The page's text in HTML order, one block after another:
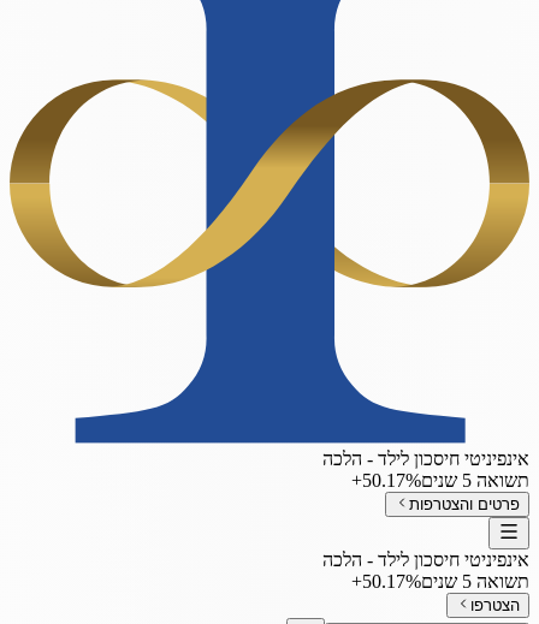
אינפיניטי חיסכון לילד - הלכה
תשואה 5 שנים
‎+50.17%
פרטים והצטרפות
אינפיניטי חיסכון לילד - הלכה
תשואה 5 שנים
‎+50.17%
הצטרפו